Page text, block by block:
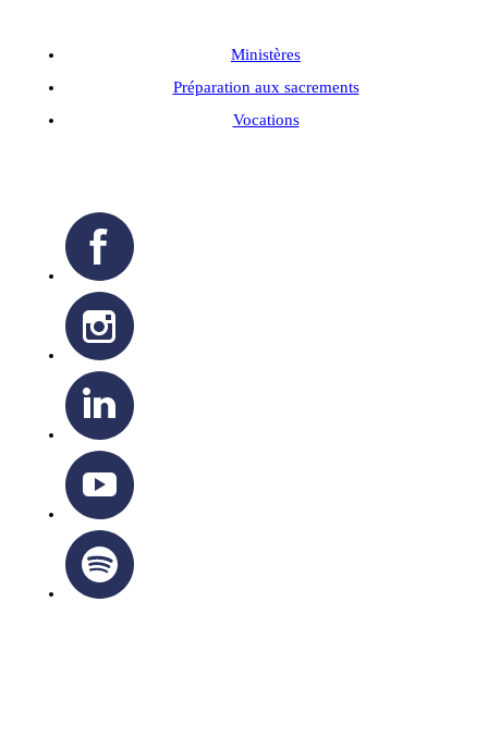
Ministères
Préparation aux sacrements
Vocations